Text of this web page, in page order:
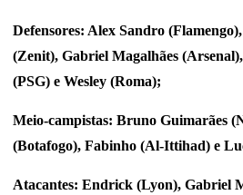
Defensores: Alex Sandro
(Zenit), Gabriel Magalhães
(PSG) e Wesley (Roma);
Meio-campistas: Bruno Guimarães
(Botafogo), Fabinho (Al-Ittihad) e
Atacantes: Endrick (Lyon), Gabriel